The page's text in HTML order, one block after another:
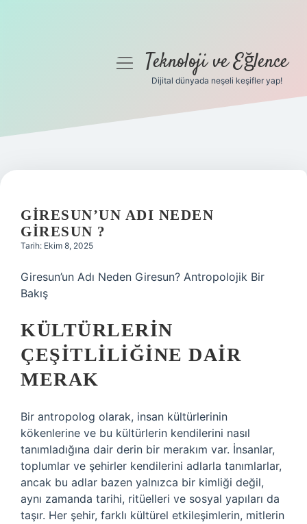
Gizlilik Politikası
Yasal Uyarı
menüyüTeknoloji ve Eğlence
Dijital dünyada neşeli keşifler yap!
GIRESUN’UN ADI NEDEN
GIRESUN ?
Tarih: Ekim 8, 2025
Giresun’un Adı Neden Giresun? Antropolojik Bir
Bakış
KÜLTÜRLERIN
ÇEŞITLILIĞINE DAIR
MERAK
Bir antropolog olarak, insan kültürlerinin
kökenlerine ve bu kültürlerin kendilerini nasıl
tanımladığına dair derin bir merakım var. İnsanlar,
toplumlar ve şehirler kendilerini adlarla tanımlarlar,
ancak bu adlar bazen yalnızca bir kimliği değil,
aynı zamanda tarihi, ritüelleri ve sosyal yapıları da
taşır. Her şehir, farklı kültürel etkileşimlerin, mitlerin